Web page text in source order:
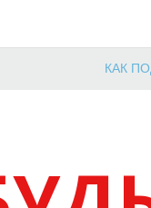
КАК